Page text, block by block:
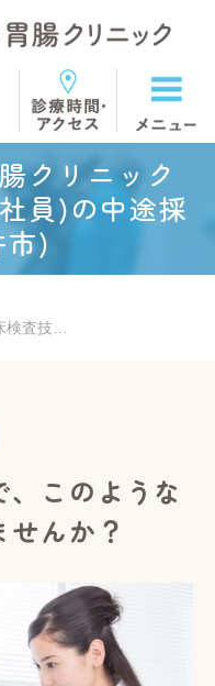
クリニック
員)の中途採
市)
査技…
このような
んか？